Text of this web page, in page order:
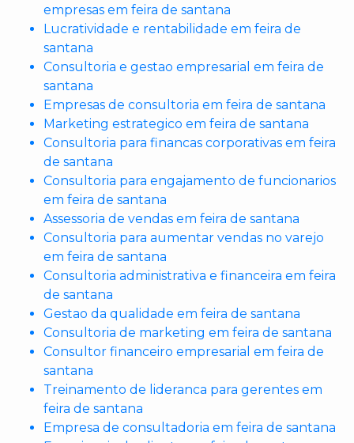
empresas em feira de santana
Lucratividade e rentabilidade em feira de
santana
Consultoria e gestao empresarial em feira de
santana
Empresas de consultoria em feira de santana
Marketing estrategico em feira de santana
Consultoria para financas corporativas em feira
de santana
Consultoria para engajamento de funcionarios
em feira de santana
Assessoria de vendas em feira de santana
Consultoria para aumentar vendas no varejo
em feira de santana
Consultoria administrativa e financeira em feira
de santana
Gestao da qualidade em feira de santana
Consultoria de marketing em feira de santana
Consultor financeiro empresarial em feira de
santana
Treinamento de lideranca para gerentes em
feira de santana
Empresa de consultadoria em feira de santana